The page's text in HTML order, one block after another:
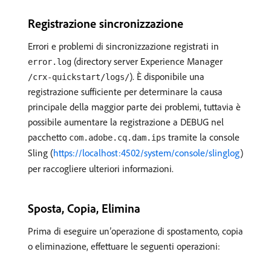
Registrazione sincronizzazione
Errori e problemi di sincronizzazione registrati in
error.log (directory server Experience Manager
/crx-quickstart/logs/). È disponibile una
registrazione sufficiente per determinare la causa
principale della maggior parte dei problemi, tuttavia è
possibile aumentare la registrazione a DEBUG nel
pacchetto com.adobe.cq.dam.ips tramite la console
Sling (https://localhost:4502/system/console/slinglog)
per raccogliere ulteriori informazioni.
Sposta, Copia, Elimina
Prima di eseguire un’operazione di spostamento, copia
o eliminazione, effettuare le seguenti operazioni: